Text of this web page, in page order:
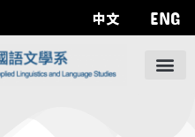
中文 ENG